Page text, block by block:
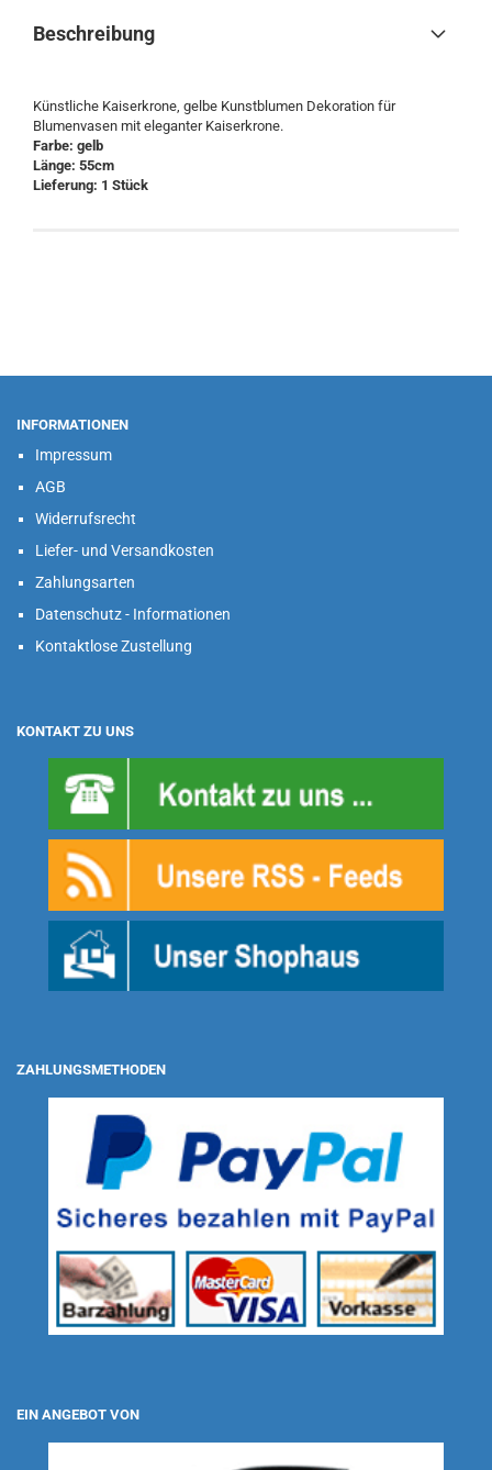
Beschreibung
Künstliche Kaiserkrone, gelbe Kunstblumen Dekoration für
Blumenvasen mit eleganter Kaiserkrone.
Farbe: gelb
Länge: 55cm
Lieferung: ​1 Stück
INFORMATIONEN
Impressum
AGB
Widerrufsrecht
Liefer- und Versandkosten
Zahlungsarten
Datenschutz - Informationen
Kontaktlose Zustellung
KONTAKT ZU UNS
ZAHLUNGSMETHODEN
EIN ANGEBOT VON